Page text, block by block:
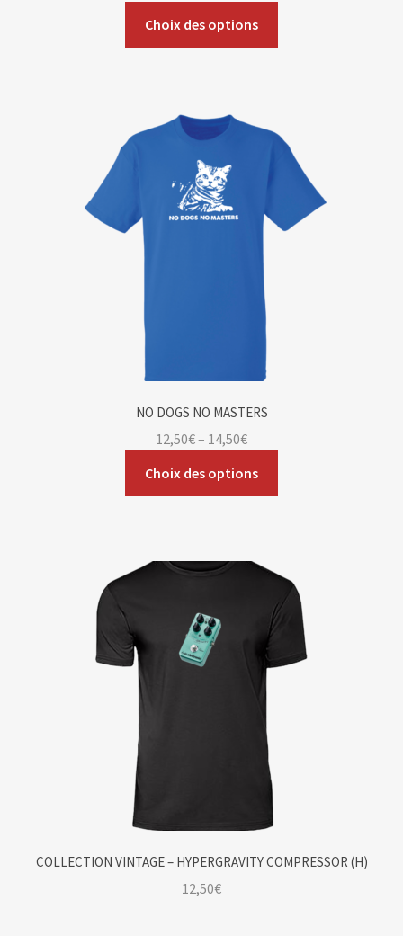
Choix des options
NO DOGS NO MASTERS
12,50€– 14,50€
Choix des options
COLLECTION VINTAGE – HYPERGRAVITY COMPRESSOR (H)
12,50€